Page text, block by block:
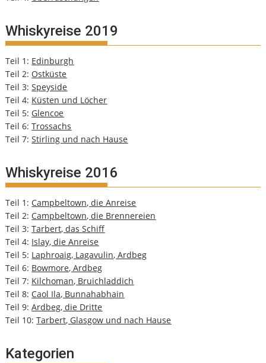
Whiskyreise 2019
Teil 1: Edinburgh
Teil 2: Ostküste
Teil 3:Speyside
Teil 4: Küsten und Löcher
Teil 5: Glencoe
Teil 6:Trossachs
Teil 7:Stirling und nach Hause
Whiskyreise 2016
Teil 1: Campbeltown, die Anreise
Teil 2: Campbeltown, die Brennereien
Teil 3:Tarbert, das Schiff
Teil 4: Islay, die Anreise
Teil 5: Laphroaig, Lagavulin, Ardbeg
Teil 6: Bowmore, Ardbeg
Teil 7: Kilchoman, Bruichladdich
Teil 8: Caol Ila, Bunnahabhain
Teil 9:Ardbeg, die Dritte
Teil 10:Tarbert, Glasgow und nach Hause
Kategorien